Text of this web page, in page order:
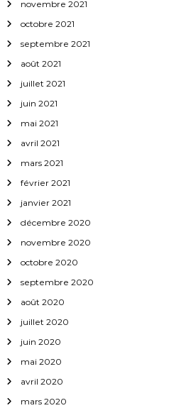
novembre 2021
octobre 2021
septembre 2021
août 2021
juillet 2021
juin 2021
mai 2021
avril 2021
mars 2021
février 2021
janvier 2021
décembre 2020
novembre 2020
octobre 2020
septembre 2020
août 2020
juillet 2020
juin 2020
mai 2020
avril 2020
mars 2020